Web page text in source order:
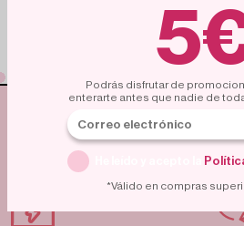
ENTREGA RÁPIDA
Podrás disfrutar de
enterarte antes que nadie de
*Válido en compras